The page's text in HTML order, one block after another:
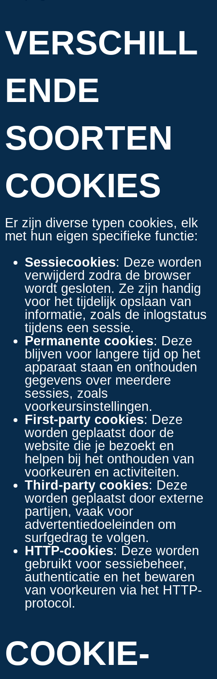
VERSCHILL
ENDE
SOORTEN
COOKIES
Er zijn diverse typen cookies, elk
met hun eigen specifieke functie:
Sessiecookies: Deze worden
verwijderd zodra de browser
wordt gesloten. Ze zijn handig
voor het tijdelijk opslaan van
informatie, zoals de inlogstatus
tijdens een sessie.
Permanente cookies: Deze
blijven voor langere tijd op het
apparaat staan en onthouden
gegevens over meerdere
sessies, zoals
voorkeursinstellingen.
First-party cookies: Deze
worden geplaatst door de
website die je bezoekt en
helpen bij het onthouden van
voorkeuren en activiteiten.
Third-party cookies: Deze
worden geplaatst door externe
partijen, vaak voor
advertentiedoeleinden om
surfgedrag te volgen.
HTTP-cookies: Deze worden
gebruikt voor sessiebeheer,
authenticatie en het bewaren
van voorkeuren via het HTTP-
protocol.
COOKIE-